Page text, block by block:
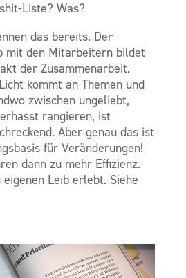
Liste? Was?
das bereits. Der
mit den Mitarbeitern bildet
der Zusammenarbeit.
kommt an Themen und
zwischen ungeliebt,
rangieren, ist
Aber genau das ist
für Veränderungen!
dann zu mehr Effizienz.
Leib erlebt. Siehe